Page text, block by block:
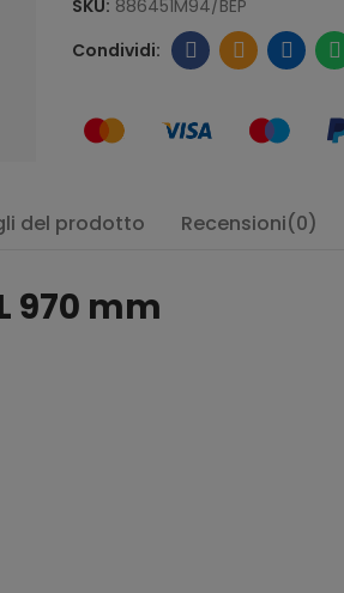
SKU: 886451M94/BEP
del prodotto Recensioni(0)
970 mm